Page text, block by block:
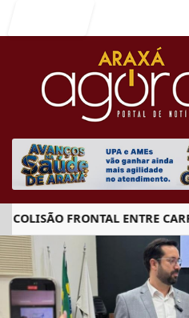
FRONTAL ENTRE
EM ALTA